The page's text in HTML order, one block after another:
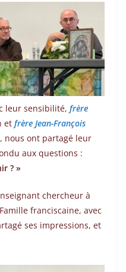
leur sensibilité, frère
et frère Jean-François
nous ont partagé leur
aux questions :
? »
chercheur à
franciscaine, avec
ses impressions, et